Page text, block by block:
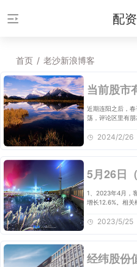
配
首页 / 老沙新浪博客
当前股市
近期连阳之后，
荡，评论区里有朋
2024/2/26
5月26日
1、2023年4月，
增长12.6%。相关
2023/5/25